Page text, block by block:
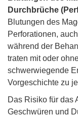
Durchbrüche
Blutungen des
Perforationen,
während der
traten mit oder
schwerwiegende
Vorgeschichte zu
Das Risiko für das
Geschwüren und